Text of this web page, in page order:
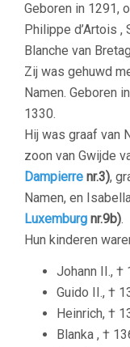
Geboren in 1291,
Philippe d’Artois ,
Blanche van
Zij was gehuwd
Namen. Geboren
1330.
Hij was graaf van
zoon van Gwijde
Dampierre nr.3),
Namen, en
Luxemburg nr.9b).
Hun kinderen
Johann II., †
Guido II., †
Heinrich, †
Blanka , †